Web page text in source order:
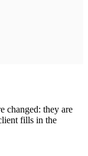
changed: they are
fills in the